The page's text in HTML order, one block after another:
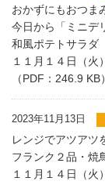
おかずにもおつま
今日から「ミニデ
和風ポテトサラダ
１１月１４日（火
（PDF：246.9 KB）
2023年11月13日
レンジでアツアツ
フランク２品・焼
１１月１４日（火